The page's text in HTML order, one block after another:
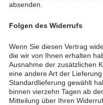
absenden.
Folgen des Widerrufs
Wenn Sie diesen Vertrag
die wir von Ihnen erhalten
Ausnahme der zusätzlichen
eine andere Art der
Standardlieferung gewählt
binnen vierzehn Tagen ab
Mitteilung über Ihren